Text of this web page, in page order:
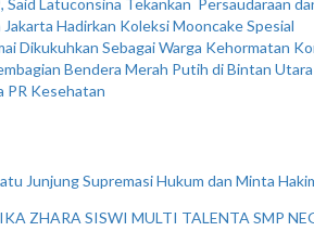
Latuconsina Tekankan Persaudaraan
Hadirkan Koleksi Mooncake Spesial
Dikukuhkan Sebagai Warga Kehormatan
Bendera Merah Putih di Bintan Utara
PR Kesehatan
Junjung Supremasi Hukum dan Minta
ZHARA SISWI MULTI TALENTA SMP